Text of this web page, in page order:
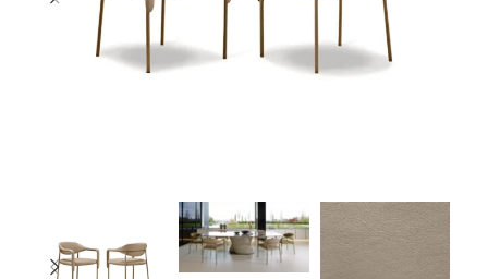
DISCOVER EXCLUSIVE LUXURY DEALS!
Unlock Unmatched Elegance with Our Imported
Luxury Kitchen, Wardrobe, Appliances, and